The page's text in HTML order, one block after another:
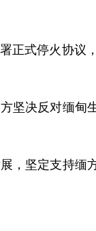
正式停火协议
坚决反对缅甸
，坚定支持缅